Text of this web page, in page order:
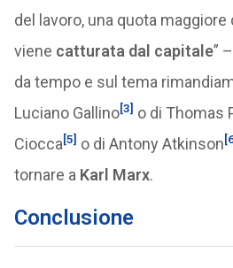
del lavoro, una quota
viene catturata dal capitale”
da tempo e sul tema
Luciano Gallino[3] o di Thomas
Ciocca[5] o di Antony Atkinson
tornare a Karl Marx.
Conclusione